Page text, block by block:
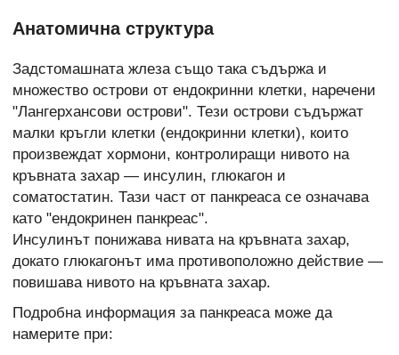
Анатомична структура
Задстомашната жлеза също така съдържа и
множество острови от ендокринни клетки, наречени
"Лангерхансови острови". Тези острови съдържат
малки кръгли клетки (ендокринни клетки), които
произвеждат хормони, контролиращи нивото на
кръвната захар — инсулин, глюкагон и
соматостатин. Тази част от панкреаса се означава
като "ендокринен панкреас".
Инсулинът понижава нивата на кръвната захар,
докато глюкагонът има противоположно действие —
повишава нивото на кръвната захар.
Подробна информация за панкреаса може да
намерите при: